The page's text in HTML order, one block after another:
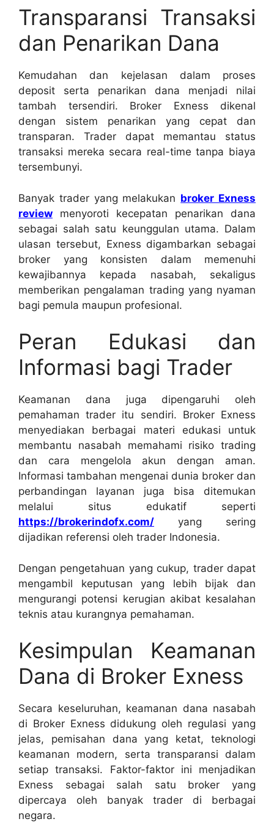
Transparansi Transaksi
dan Penarikan Dana
Kemudahan dan kejelasan dalam proses
deposit serta penarikan dana menjadi nilai
tambah tersendiri. Broker Exness dikenal
dengan sistem penarikan yang cepat dan
transparan. Trader dapat memantau status
transaksi mereka secara real-time tanpa biaya
tersembunyi.
Banyak trader yang melakukan broker Exness
review menyoroti kecepatan penarikan dana
sebagai salah satu keunggulan utama. Dalam
ulasan tersebut, Exness digambarkan sebagai
broker yang konsisten dalam memenuhi
kewajibannya kepada nasabah, sekaligus
memberikan pengalaman trading yang nyaman
bagi pemula maupun profesional.
Peran Edukasi dan
Informasi bagi Trader
Keamanan dana juga dipengaruhi oleh
pemahaman trader itu sendiri. Broker Exness
menyediakan berbagai materi edukasi untuk
membantu nasabah memahami risiko trading
dan cara mengelola akun dengan aman.
Informasi tambahan mengenai dunia broker dan
perbandingan layanan juga bisa ditemukan
melalui situs edukatif seperti
https://brokerindofx.com/ yang sering
dijadikan referensi oleh trader Indonesia.
Dengan pengetahuan yang cukup, trader dapat
mengambil keputusan yang lebih bijak dan
mengurangi potensi kerugian akibat kesalahan
teknis atau kurangnya pemahaman.
Kesimpulan Keamanan
Dana di Broker Exness
Secara keseluruhan, keamanan dana nasabah
di Broker Exness didukung oleh regulasi yang
jelas, pemisahan dana yang ketat, teknologi
keamanan modern, serta transparansi dalam
setiap transaksi. Faktor-faktor ini menjadikan
Exness sebagai salah satu broker yang
dipercaya oleh banyak trader di berbagai
negara.